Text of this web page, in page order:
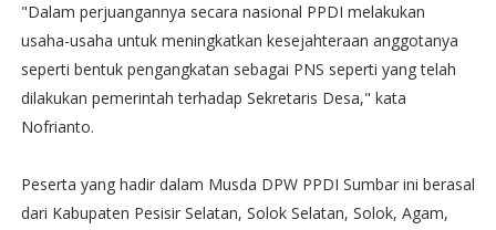
"Dalam perjuangannya secara nasional PPDI melakukan
usaha-usaha untuk meningkatkan kesejahteraan anggotanya
seperti bentuk pengangkatan sebagai PNS seperti yang telah
dilakukan pemerintah terhadap Sekretaris Desa," kata
Nofrianto.
Peserta yang hadir dalam Musda DPW PPDI Sumbar ini berasal
dari Kabupaten Pesisir Selatan, Solok Selatan, Solok, Agam,